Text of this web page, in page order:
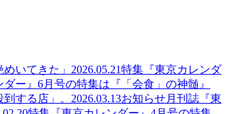
いてきた」 2026.05.21特集 『東京カレンダ
ダー』6月号の特集は『「会食」の神髄』
する店」。 2026.03.13お知らせ月刊誌『東